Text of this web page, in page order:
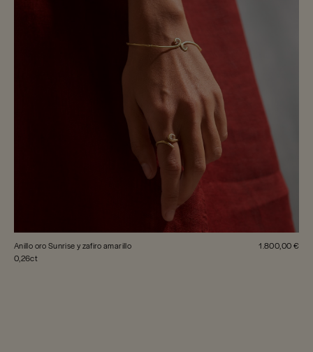
Anillo oro Sunrise y zafiro amarillo
0,26ct
1.800,00 €